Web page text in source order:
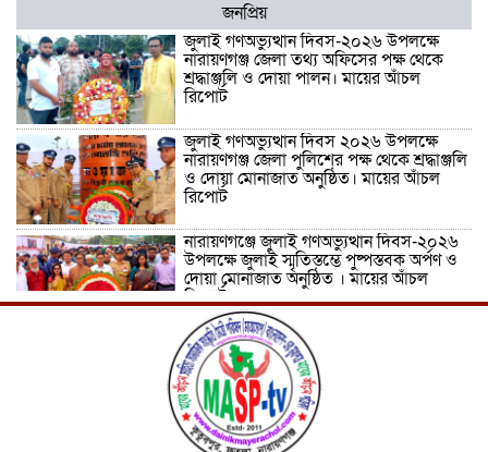
জনপ্রিয়
জুলাই গণঅভ্যুত্থান দিবস-২০২৬ উপলক্ষে
নারায়ণগঞ্জ জেলা তথ্য অফিসের পক্ষ থেকে
শ্রদ্ধাঞ্জলি ও দোয়া পালন। মায়ের আঁচল
রিপোর্ট
জুলাই গণঅভ্যুত্থান দিবস ২০২৬ উপলক্ষে
নারায়ণগঞ্জ জেলা পুলিশের পক্ষ থেকে শ্রদ্ধাঞ্জলি
ও দোয়া মোনাজাত অনুষ্ঠিত। মায়ের আঁচল
রিপোর্ট
নারায়ণগঞ্জে জুলাই গণঅভ্যুত্থান দিবস-২০২৬
উপলক্ষে জুলাই স্মৃতিস্তম্ভে পুষ্পস্তবক অর্পণ ও
দোয়া মোনাজাত অনুষ্ঠিত । মায়ের আঁচল
রিপোর্ট
ICJ Global Media Group LLC and
SAARC Journalist Forum Sign
Strategic MoU to Strengthen Global
Journalism Cooperation/ आईसीजे
ग्लोबल मीडिया ग्रुप एलएलसी और सार्क
पत्रकार फोरम वैश्विक पत्रकारिता सहयोग को मजबूत करने के लिए